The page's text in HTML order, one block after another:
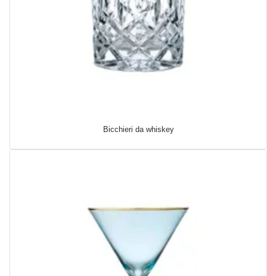
Bicchieri da whiskey